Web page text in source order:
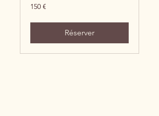
150
euros
150 €
Réserver